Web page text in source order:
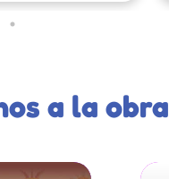
a la obra